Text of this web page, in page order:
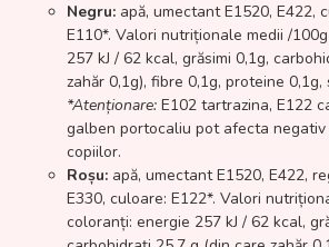
Negru: apă, umectant E1520, E422,
E110*. Valori nutriționale medii /
257 kJ / 62 kcal, grăsimi 0,1g,
zahăr 0,1g), fibre 0,1g, proteine 0,1g,
*Atenționare: E102 tartrazina, E122
galben portocaliu pot afecta
copiilor.
Roșu: apă, umectant E1520, E422,
E330, culoare: E122*. Valori
coloranți: energie 257 kJ / 62 kcal,